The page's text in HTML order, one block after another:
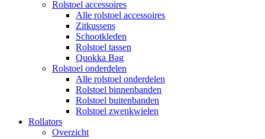
Rolstoel accessoires
Alle rolstoel accessoires
Zitkussens
Schootkleden
Rolstoel tassen
Quokka Bag
Rolstoel onderdelen
Alle rolstoel onderdelen
Rolstoel binnenbanden
Rolstoel buitenbanden
Rolstoel zwenkwielen
Rollators
Overzicht